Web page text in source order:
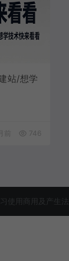
站/想学
前 746
使用商用及产